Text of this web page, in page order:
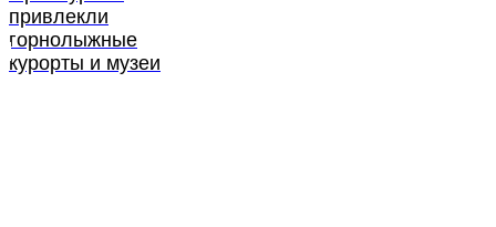
привлекли
горнолыжные
курорты и музеи